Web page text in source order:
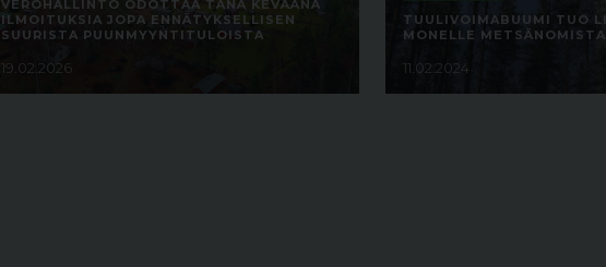
VEROHALLINTO ODOTTAA TÄNÄ KEVÄÄNÄ
ILMOITUKSIA JOPA ENNÄTYKSELLISEN
SUURISTA PUUNMYYNTITULOISTA
19.02.2026
TUULIVOIMABUUMI TUO
MONELLE
11.02.2024